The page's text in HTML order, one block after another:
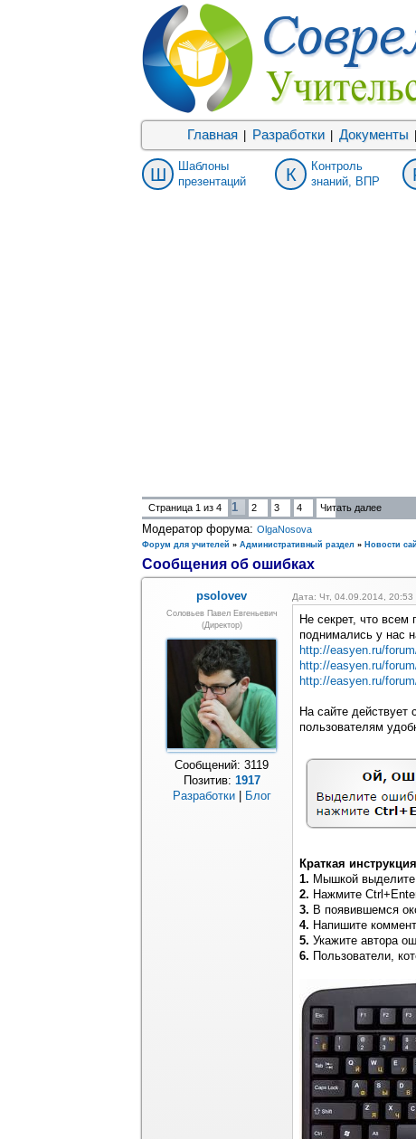
Главная Разработки Документы
Ш
Шаблоны
презентаций
К
Контроль
знаний, ВПР
Страница 1 из 4 1 2 3 4 Читать далее
Модератор форума: OlgaNosova
Форум для учителей » Административный раздел » Новости
Сообщения об ошибках
psolovev Дата: Чт, 04.09.2014,
Соловьев Павел Евгеньевич
(Директор)
Сообщений: 3119
Позитив: 1917
Разработки| Блог
Не секрет, что всем
поднимались у нас
http://easyen.ru/
http://easyen.ru/
http://easyen.ru/
На сайте
пользователям
Краткая
1. Мышкой выделите
2. Нажмите
3. В появившемся
4. Напишите
5. Укажите автора
6. Пользователи,